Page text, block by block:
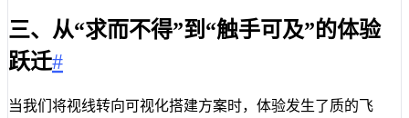
三、从“求而不得”到“触手可及”的体验
跃迁#
当我们将视线转向可视化搭建方案时，体验发生了质的飞